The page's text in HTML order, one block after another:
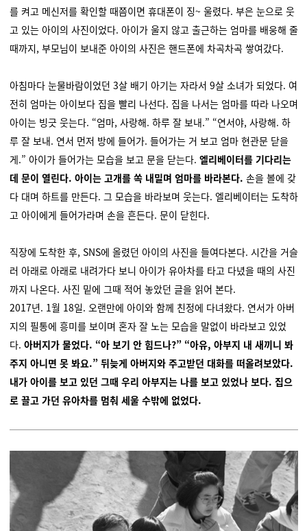
를 켜고 메신저를 확인할 때쯤이면 휴대폰이 징~ 울렸다. 부은 눈으로 웃
고 있는 아이의 사진이었다. 아이가 울지 않고 출근하는 엄마를 배웅해 줄
때까지, 부모님이 보내준 아이의 사진은 핸드폰에 차곡차곡 쌓여갔다.
아침마다 눈물바람이었던 3살 배기 아기는 자라서 9살 소녀가 되었다. 여
전히 엄마는 아이보다 집을 빨리 나선다. 집을 나서는 엄마를 따라 나오며
아이는 빙긋 웃는다. “엄마, 사랑해. 하루 잘 보내.” “연서야, 사랑해. 하
루 잘 보내. 연서 먼저 방에 들어가. 들어가는 거 보고 엄마 현관문 닫을
게.” 아이가 들어가는 모습을 보고 문을 닫는다. 엘리베이터를 기다리는
데 문이 열린다. 아이는 고개를 쏙 내밀며 엄마를 바라본다. 손을 볼에 갖
다 대며 하트를 만든다. 그 모습을 바라보며 웃는다. 엘리베이터는 도착하
고 아이에게 들어가라며 손을 흔든다. 문이 닫힌다.
직장에 도착한 후, SNS에 올렸던 아이의 사진을 들여다본다. 시간을 거슬
러 아래로 아래로 내려가다 보니 아이가 유아차를 타고 다녔을 때의 사진
까지 나온다. 사진 밑에 그때 적어 놓았던 글을 읽어 본다.
2017년. 1월 18일. 오랜만에 아이와 함께 친정에 다녀왔다. 연서가 아버
지의 필통에 흥미를 보이며 혼자 잘 노는 모습을 말없이 바라보고 있었
다. 아버지가 물었다. “아 보기 안 힘드나?” “아유, 아부지 내 새끼니 봐
주지 아니면 못 봐요.” 뒤늦게 아버지와 주고받던 대화를 떠올려보았다.
내가 아이를 보고 있던 그때 우리 아부지는 나를 보고 있었나 보다. 집으
로 끌고 가던 유아차를 멈춰 세울 수밖에 없었다.